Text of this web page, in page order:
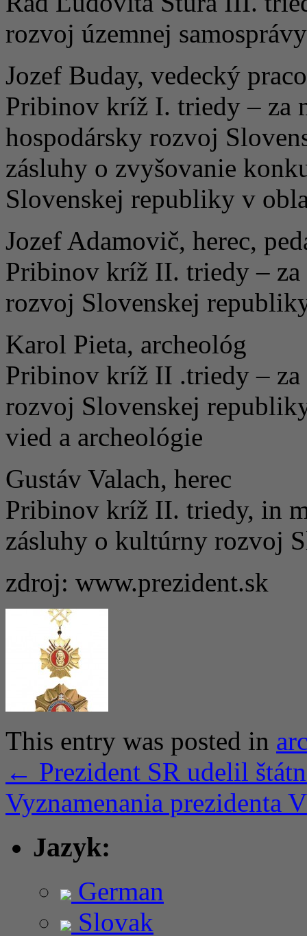
rozvoj územnej samosprávy
Jozef Buday, vedecký
Pribinov kríž I. triedy – za
hospodársky rozvoj
zásluhy o zvyšovanie
Slovenskej republiky v
Jozef Adamovič, herec,
Pribinov kríž II. triedy –
rozvoj Slovenskej
Karol Pieta, archeológ
Pribinov kríž II .triedy –
rozvoj Slovenskej
vied a archeológie
Gustáv Valach, herec
Pribinov kríž II. triedy, in
zásluhy o kultúrny rozvoj
zdroj: www.prezident.sk
This entry was posted in
← Prezident SR udelil
Vyznamenania prezidenta
Jazyk:
German
Slovak